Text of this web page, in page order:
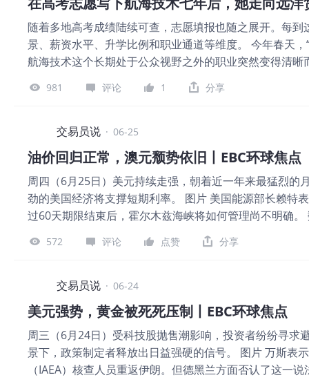
势、央行购金热潮，投资者买入黄金和比特币等资产，
在1月下旬戛然而止，此前贵金属价格曾触及每盎司近
战争的爆发推高了能源价格，并加剧了通货膨胀，市场
派”信号，缓解了市场对发达市场央行独立性的担忧，使
跌，多家大型银行上周下调了金价预期。尽管调整后的
于此前。高盛集团将金价预期下调了500美元，目前预
随着多地高考成绩陆续可查，志愿填报也随之展开。每
景、薪资水平、升学比例和职业通道等维度。 今年春天
航海技术这个长期处于公众视野之外的职业突然变得清
人们看到的是抵达之后的结果，却很少看到这份职业真
属于自己的日子。 七年前，刚刚高考结束的马达在志愿
的疲惫，才是这四个字更具体的含义。 今天是第16个
的四个字，真正变成职业之后，会把人带到怎样的生活
达、海图、天气和航线都要持续监控。凌晨零点，马达
间，天已经亮了。 早上六点到下午一点，是她用来睡觉
板。敲锈、刷漆、张贴安全标识、清理货舱，哪里缺人
缆、补充物料、处理废油、添加燃油，所有人都要随时
苦，也知道船员需要长时间离开陆地。但真正置身其中
随时可能变化的工作安排，以及几个月无法离船的日常
981 评论 1 分享
交易员说 · 06-25
油价回归正常，澳元颓势依旧丨EBC环球焦点
周四（6月25日）美元持续走强，朝着近一年来最猛烈
劲的美国经济将支撑短期利率。 图片 美国能源部长赖特
过60天期限结束后，霍尔木兹海峡将如何管理尚不明确
落，这一韧性迹象表明，如有必要，利率有望进一步上
5月的三个月内，职位空缺数量降至数月来的最低水平
僚主义正在损害该国的吸引力。受供应增加和需求疲软
示，澳元已进入严重超卖区域，不过尚未出现趋势即刻
热门品种简报 图片 【EBC风险提示及免责条款】：本材
资或其他建议。
572 评论 点赞 分享
交易员说 · 06-24
美元强势，黄金被死死压制丨EBC环球焦点
周三（6月24日）受科技股抛售潮影响，投资者纷纷寻
景下，政策制定者释放出日益强硬的信号。 图片 万斯表
（IAEA）核查人员重返伊朗。但德黑兰方面否认了这一